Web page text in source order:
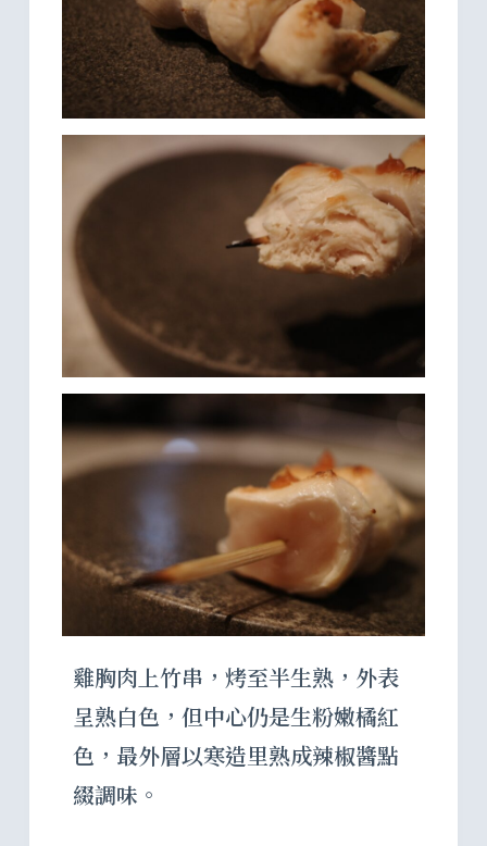
雞胸肉上竹串，烤至半生熟，外表
呈熟白色，但中心仍是生粉嫩橘紅
色，最外層以寒造里熟成辣椒醬點
綴調味。